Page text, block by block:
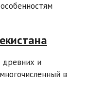
древних и
в